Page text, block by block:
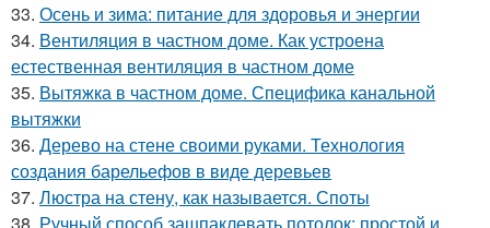
33. Осень и зима: питание для здоровья и энергии
34. Вентиляция в частном доме. Как устроена
естественная вентиляция в частном доме
35. Вытяжка в частном доме. Специфика канальной
вытяжки
36. Дерево на стене своими руками. Технология
создания барельефов в виде деревьев
37. Люстра на стену, как называется. Споты